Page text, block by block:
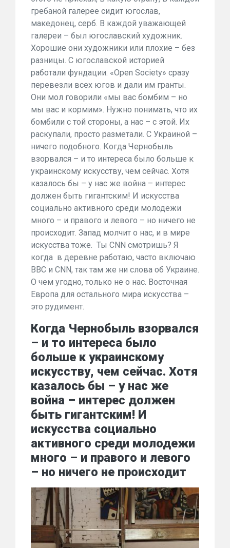
гребаной галерее сидит югослав,
македонец, серб. В каждой уважающей
галереи – был югославский художник.
Хорошие они художники или плохие – без
разницы. С югославской историей
работали фундации. «Open Society» сразу
перевезли всех югов и дали им гранты.
Они мол говорили «мы вас бомбим – но
мы вас и кормим». Нужно понимать, что их
бомбили с той стороны, а нас – с этой. Их
раскупали, просто разметали. С Украиной –
ничего подобного. Когда Чернобыль
взорвался – и то интереса было больше к
украинскому искусству, чем сейчас. Хотя
казалось бы – у нас же война – интерес
должен быть гигантским! И искусства
социально активного среди молодежи
много – и правого и левого – но ничего не
происходит. Запад молчит о нас, и в мире
искусства тоже. Ты CNN смотришь? Я
когда в деревне работаю, часто включаю
BBC и CNN, так там же ни слова об Украине.
О чем угодно, только не о нас. Восточная
Европа для остального мира искусства –
это рудимент.
Когда Чернобыль взорвался
– и то интереса было
больше к украинскому
искусству, чем сейчас. Хотя
казалось бы – у нас же
война – интерес должен
быть гигантским! И
искусства социально
активного среди молодежи
много – и правого и левого
– но ничего не происходит